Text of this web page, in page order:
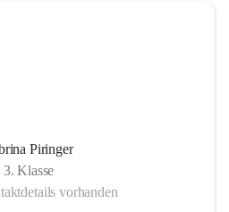
Piringer
3. Klasse
vorhanden